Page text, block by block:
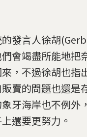
發言人徐胡
會竭盡所能地把
，不過徐胡也指
賣的問題也還是
牙海岸也不例外
還要更努力。